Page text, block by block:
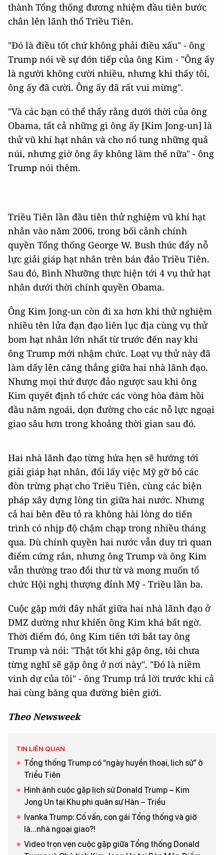
thành Tổng thống đương nhiệm đầu tiên bước
chân lên lãnh thổ Triều Tiên.
"Đó là điều tốt chứ không phải điều xấu" - ông
Trump nói về sự đón tiếp của ông Kim - "Ông ấy
là người không cười nhiều, nhưng khi thấy tôi,
ông ấy đã cười. Ông ấy đã rất vui mừng".
"Và các bạn có thể thấy rằng dưới thời của ông
Obama, tất cả những gì ông ấy [Kim Jong-un] là
thử vũ khí hạt nhân và cho nổ tung những quả
núi, nhưng giờ ông ấy không làm thế nữa" - ông
Trump nói thêm.
Triều Tiên lần đầu tiên thử nghiệm vũ khí hạt
nhân vào năm 2006, trong bối cảnh chính
quyền Tổng thống George W. Bush thúc đẩy nỗ
lực giải giáp hạt nhân trên bán đảo Triều Tiên.
Sau đó, Bình Nhưỡng thực hiện tới 4 vụ thử hạt
nhân dưới thời chính quyền Obama.
Ông Kim Jong-un còn đi xa hơn khi thử nghiệm
nhiều tên lửa đạn đạo liên lục địa cùng vụ thử
bom hạt nhân lớn nhất từ trước đến nay khi
ông Trump mới nhậm chức. Loạt vụ thử này đã
làm dấy lên căng thẳng giữa hai nhà lãnh đạo.
Nhưng mọi thứ được đảo ngược sau khi ông
Kim quyết định tổ chức các vòng hòa đàm hồi
đầu năm ngoái, dọn đường cho các nỗ lực ngoại
giao sâu hơn trong khoảng thời gian sau đó.
Hai nhà lãnh đạo từng hứa hẹn sẽ hướng tới
giải giáp hạt nhân, đổi lấy việc Mỹ gỡ bỏ các
đòn trừng phạt cho Triều Tiên, cùng các biện
pháp xây dựng lòng tin giữa hai nước. Nhưng
cả hai bên đều tỏ ra không hài lòng do tiến
trình có nhịp độ chậm chạp trong nhiều tháng
qua. Dù chính quyền hai nước vẫn duy trì quan
điểm cứng rắn, nhưng ông Trump và ông Kim
vẫn thường trao đổi thư từ và mong muốn tổ
chức Hội nghị thượng đỉnh Mỹ - Triều lần ba.
Cuộc gặp mới đây nhất giữa hai nhà lãnh đạo ở
DMZ dường như khiến ông Kim khá bất ngờ.
Thời điểm đó, ông Kim tiến tới bắt tay ông
Trump và nói: "Thật tốt khi gặp ông, tôi chưa
từng nghĩ sẽ gặp ông ở nơi này". "Đó là niềm
vinh dự của tôi" - ông Trump trả lời trước khi cả
hai cùng băng qua đường biên giới.
Theo Newsweek
TIN LIÊN QUAN
Tổng thống Trump có “ngày huyền thoại, lịch sử” ở
Triều Tiên
Hình ảnh cuộc gặp lịch sử Donald Trump – Kim
Jong Un tại Khu phi quân sự Hàn – Triều
Ivanka Trump: Cố vấn, con gái Tổng thống và giờ
là...nhà ngoại giao?!
Video trọn vẹn cuộc gặp giữa Tổng thống Donald